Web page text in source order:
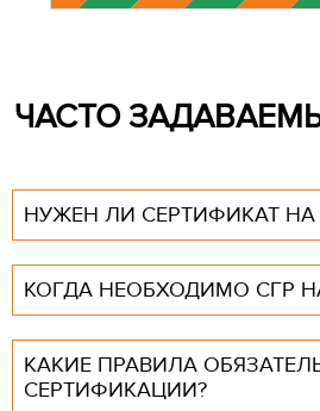
ЧАСТО
НУЖЕН ЛИ СЕРТИФИКАТ НА
КОГДА НЕОБХОДИМО СГР
КАКИЕ ПРАВИЛА
СЕРТИФИКАЦИИ?